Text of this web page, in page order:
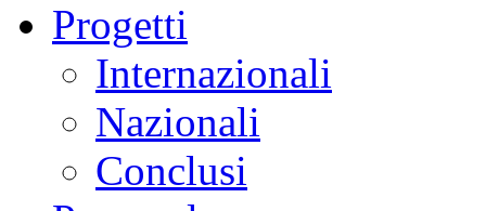
Progetti
Internazionali
Nazionali
Conclusi